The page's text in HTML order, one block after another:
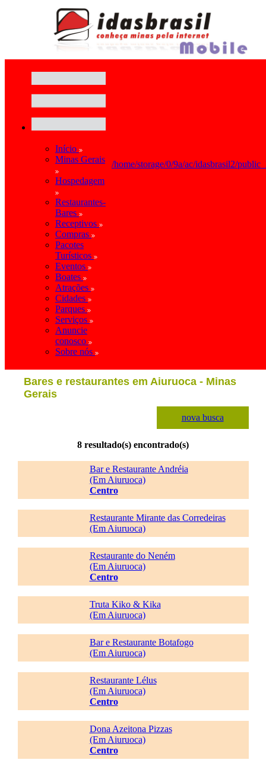
Início
Minas Gerais
Hospedagem
Restaurantes-
Bares
Receptivos
Compras
Pacotes
Turísticos
Eventos
Boates
Atrações
Cidades
Parques
Serviços
Anuncie
conosco
Sobre nós
/home/storage/0/9a/ac/idasbrasil2/
Bares e restaurantes em Aiuruoca - Minas
Gerais
nova busca
8 resultado(s) encontrado(s)
Bar e Restaurante Andréia
(Em Aiuruoca)
Centro
Restaurante Mirante das Corredeiras
(Em Aiuruoca)
Restaurante do Neném
(Em Aiuruoca)
Centro
Truta Kiko & Kika
(Em Aiuruoca)
Bar e Restaurante Botafogo
(Em Aiuruoca)
Restaurante Lélus
(Em Aiuruoca)
Centro
Dona Azeitona Pizzas
(Em Aiuruoca)
Centro